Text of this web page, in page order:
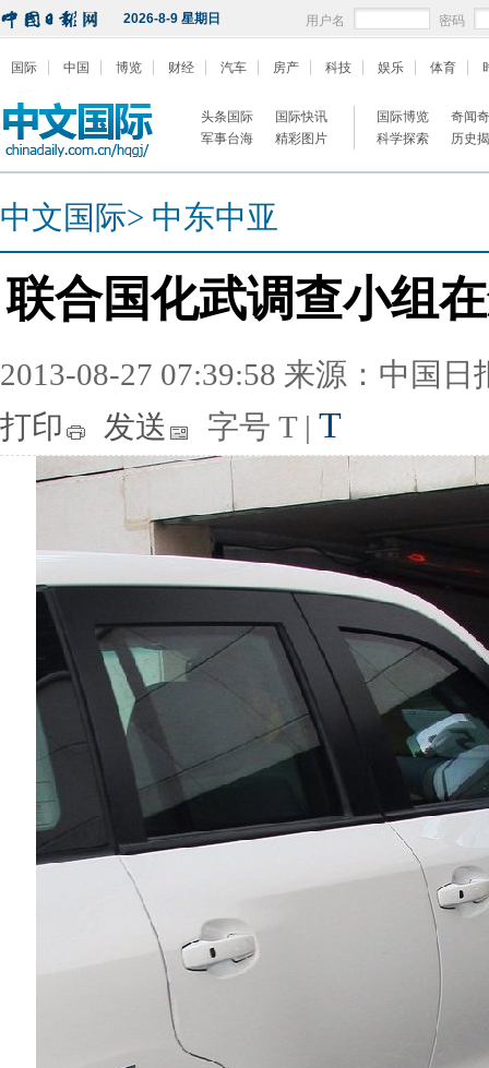
2026-8-9 星期日 用户名 密码
国际 中国 博览 财经 汽车 房产 科技 娱乐 体育
头条国际
国际快讯
军事台海
精彩图片
国际博览
奇闻
科学探索
历史
中文国际> 中东中亚
联合国化武调查小组
2013-08-27 07:39:58 来源：中国日
打印
发送 字号 T | T